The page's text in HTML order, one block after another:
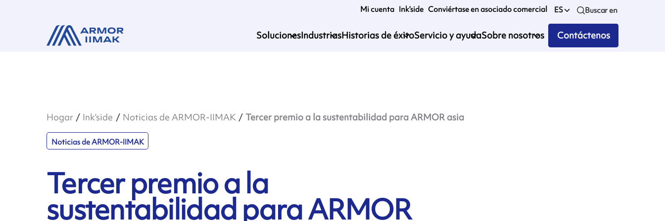
Mi cuenta Ink’side Conviértase en asociado comercial ES Buscar en
SolucionesIndustriasHistorias de éxitoServicio y ayudaSobre nosotros Contáctenos
Hogar Ink’side Noticias de ARMOR-IIMAK Tercer premio a la sustentabilidad para ARMOR asia
Noticias de ARMOR-IIMAK
Tercer premio a la
sustentabilidad para ARMOR